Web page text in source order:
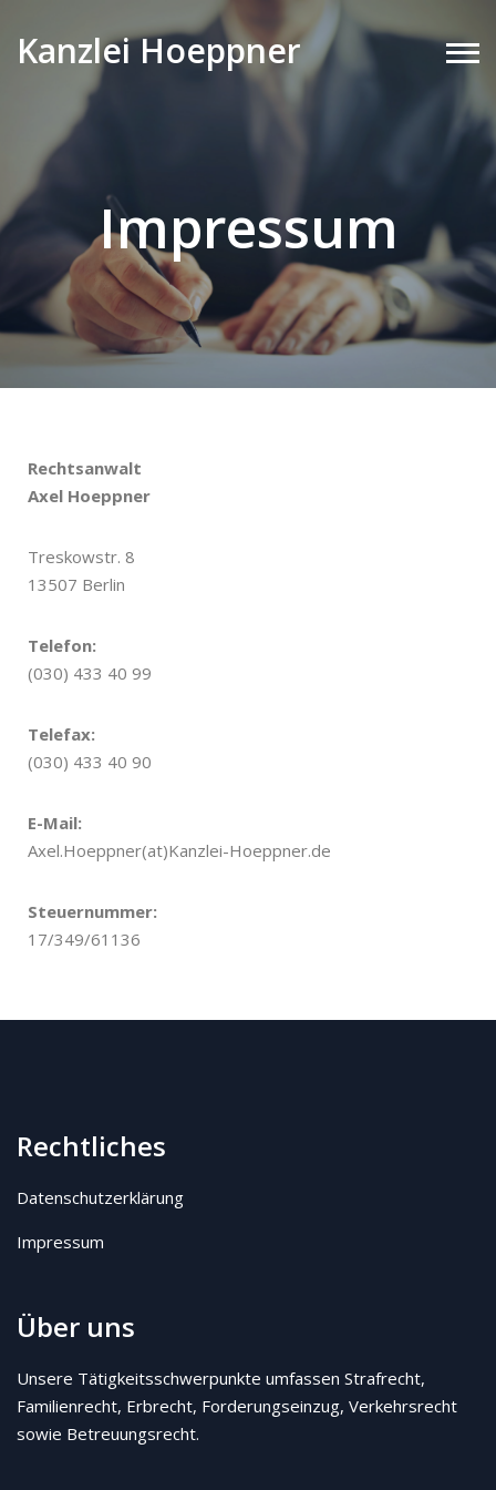
Kanzlei Hoeppner
Impressum
Rechtsanwalt
Axel Hoeppner
Treskowstr. 8
13507 Berlin
Telefon:
(030) 433 40 99
Telefax:
(030) 433 40 90
E-Mail:
Axel.Hoeppner(at)Kanzlei-Hoeppner.de
Steuernummer:
17/349/61136
Rechtliches
Datenschutzerklärung
Impressum
Über uns
Unsere Tätigkeitsschwerpunkte umfassen Strafrecht,
Familienrecht, Erbrecht, Forderungseinzug, Verkehrsrecht
sowie Betreuungsrecht.